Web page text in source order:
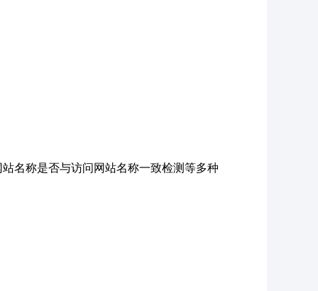
名称是否与访问网站名称一致检测等多种